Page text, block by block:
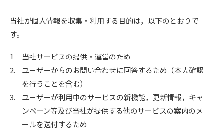
当社が個人情報を収集・利用する目的は，以下のとおりで
す。
1.
当社サービスの提供・運営のため
2.
ユーザーからのお問い合わせに回答するため（本人確認
を行うことを含む）
3.
ユーザーが利用中のサービスの新機能，更新情報，キャ
ンペーン等及び当社が提供する他のサービスの案内のメ
ールを送付するため